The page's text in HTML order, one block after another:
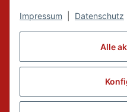
Alle
Impressum Datenschutz
Wir sind seit 04.12.2015
* Alle Preise inkl. gesetzlicher